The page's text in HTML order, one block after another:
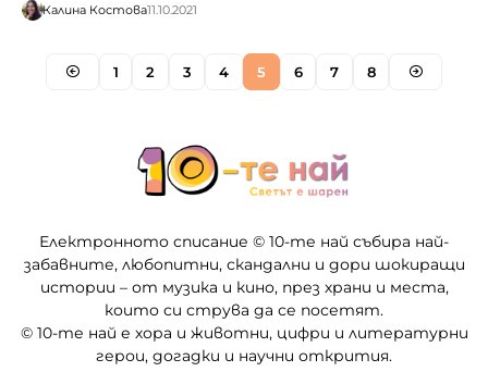
Калина Костова11.10.2021
1 2 3 4 5 6 7 8
Електронното списание © 10-те най събира най-
забавните, любопитни, скандални и дори шокиращи
истории – от музика и кино, през храни и места,
които си струва да се посетят.
© 10-те най е хора и животни, цифри и литературни
герои, догадки и научни открития.